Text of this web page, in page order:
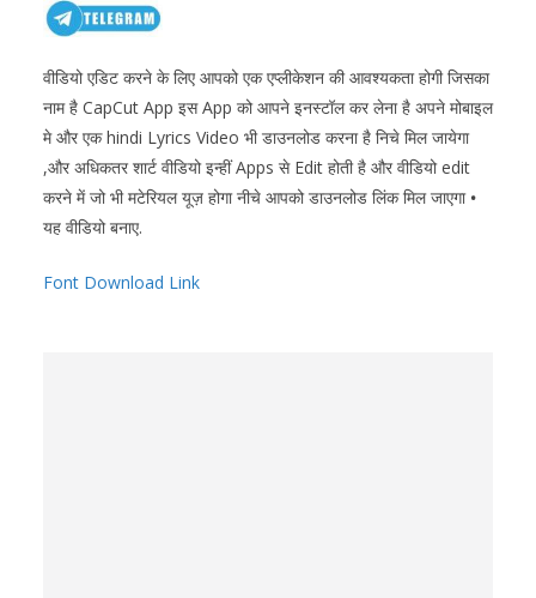
वीडियो एडिट करने के लिए आपको एक एप्लीकेशन की आवश्यकता होगी जिसका
नाम है CapCut App इस App को आपने इनस्टॉल कर लेना है अपने मोबाइल
मे और एक hindi Lyrics Video भी डाउनलोड करना है निचे मिल जायेगा
,और अधिकतर शार्ट वीडियो इन्हीं Apps से Edit होती है और वीडियो edit
करने में जो भी मटेरियल यूज़ होगा नीचे आपको डाउनलोड लिंक मिल जाएगा •
यह वीडियो बनाए.
Font Download Link